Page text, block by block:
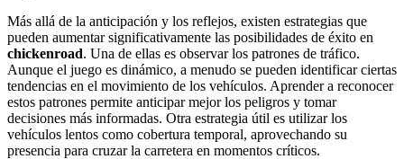
Más allá de la anticipación y los reflejos, existen estrategias que
pueden aumentar significativamente las posibilidades de éxito en
chickenroad. Una de ellas es observar los patrones de tráfico.
Aunque el juego es dinámico, a menudo se pueden identificar ciertas
tendencias en el movimiento de los vehículos. Aprender a reconocer
estos patrones permite anticipar mejor los peligros y tomar
decisiones más informadas. Otra estrategia útil es utilizar los
vehículos lentos como cobertura temporal, aprovechando su
presencia para cruzar la carretera en momentos críticos.